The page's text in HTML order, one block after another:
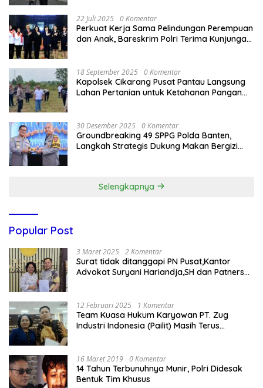
22 Juli 2025 0 Komentar
Perkuat Kerja Sama Pelindungan Perempuan
dan Anak, Bareskrim Polri Terima Kunjungan
18 September 2025 0 Komentar
Kapolsek Cikarang Pusat Pantau Langsung
Lahan Pertanian untuk Ketahanan Pangan
30 Desember 2025 0 Komentar
Groundbreaking 49 SPPG Polda Banten,
Langkah Strategis Dukung Makan Bergizi
Selengkapnya
Popular Post
3 Maret 2025 2 Komentar
Surat tidak ditanggapi PN Pusat,Kantor
Advokat Suryani Hariandja,SH dan Patners
12 Februari 2025 1 Komentar
Team Kuasa Hukum Karyawan PT. Zug
Industri Indonesia (Pailit) Masih Terus
16 Maret 2019 0 Komentar
14 Tahun Terbunuhnya Munir, Polri Didesak
Bentuk Tim Khusus